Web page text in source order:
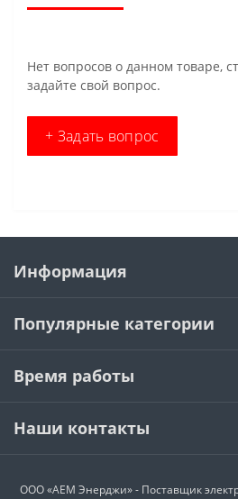
Нет вопросов о данном товаре,
задайте свой вопрос.
+ Задать вопрос
Информация
Популярные категории
Время работы
Наши контакты
ООО «АЕМ Энерджи» - Поставщик